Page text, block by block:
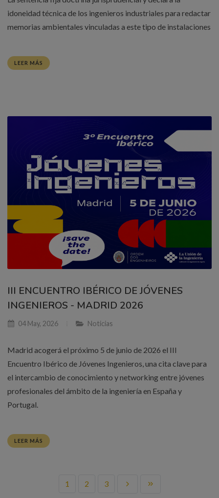
idoneidad técnica de los ingenieros industriales para redactar
memorias ambientales vinculadas a este tipo de instalaciones
LEER MÁS
III ENCUENTRO IBÉRICO DE JÓVENES
INGENIEROS - MADRID 2026
04 May, 2026 Noticias
Madrid acogerá el próximo 5 de junio de 2026 el III
Encuentro Ibérico de Jóvenes Ingenieros, una cita clave para
el intercambio de conocimiento y networking entre jóvenes
profesionales del ámbito de la ingeniería en España y
Portugal.
LEER MÁS
1 2 3